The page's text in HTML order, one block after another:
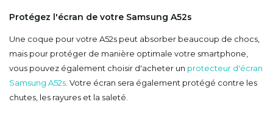
Protégez l'écran de votre Samsung A52s
Une coque pour votre A52s peut absorber beaucoup de chocs,
mais pour protéger de manière optimale votre smartphone,
vous pouvez également choisir d'acheter un protecteur d'écran
Samsung A52s . Votre écran sera également protégé contre les
chutes, les rayures et la saleté.